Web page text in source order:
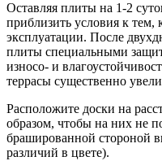
Оставляя плиты на 1-2
приблизить условия к тем,
эксплуатации. После
плиты специальными
износо- и
террасы существенно
Расположите доски на
образом, чтобы на них не
брашированной стороной
различий в цвете).